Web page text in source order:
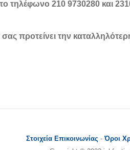
τηλέφωνο 210 9730280 και
προτείνει την
Στοιχεία Επικοινωνίας -Όροι